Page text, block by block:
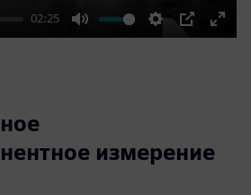
02:25
Mute Settings
PIP
Enter
измерение